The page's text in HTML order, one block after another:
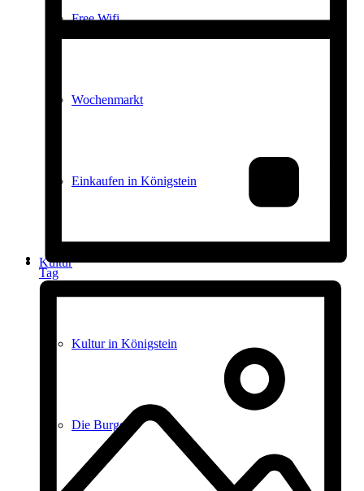
Free Wifi
Wochenmarkt
Einkaufen in Königstein
Kultur
Kultur in Königstein
Die Burgen
Tag